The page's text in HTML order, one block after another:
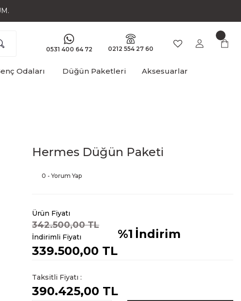
0531 400 64 72 0212 554 27 60
Odaları Düğün Paketleri
Aksesuarlar
Hermes Düğün Paketi
0 - Yorum Yap
Ürün Fiyatı
342.500,00 TL
İndirimli Fiyatı
339.500,00 TL
%1 İndirim
Taksitli Fiyatı :
390.425,00 TL